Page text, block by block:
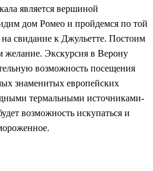
является вершиной
дом Ромео и пройдемся по той
свидание к Джульетте. Постоим
желание. Экскурсия в Верону
возможность посещения
знаменитых европейских
термальными источниками-
возможность искупаться и